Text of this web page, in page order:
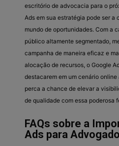
escritório de advocacia para o
Ads em sua estratégia pode ser a
mundo de oportunidades. Com a
público altamente segmentado,
campanha de maneira eficaz e
alocação de recursos, o Google
destacarem em um cenário
perca a chance de elevar a
de qualidade com essa poderosa
FAQs sobre a
Ads para